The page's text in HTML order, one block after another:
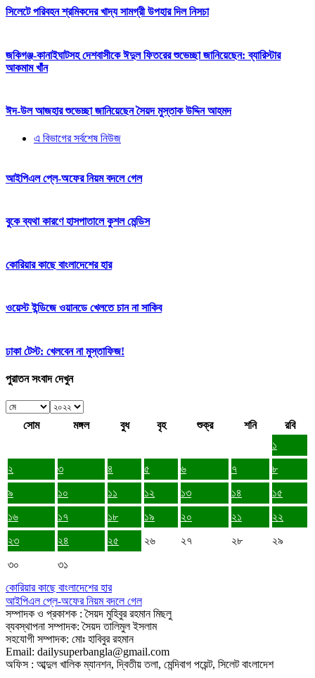
সিলেটে পরিবহন শ্রমিকদের খাদ্য সামগ্রী উপহার দিল নিসচা
জকিগঞ্জ-কানাইঘাটসহ দেশবাসীকে ঈদুল ফিতরের শুভেচ্ছা জানিয়েছেন: ব্যারিস্টার
আকমাম খাঁন
ঈদ-উল আজহার শুভেচ্ছা জানিয়েছেন সৈয়দ মুস্তাক উদ্দিন আহমদ
এ বিভাগের সর্বশেষ নিউজ
আইপিএল প্লে-অফের নিয়ম বদলে গেল
বুকে ব্যথা কারণে হাসপাতালে কুশল মেন্ডিস
কোরিয়ার কাছে বাংলাদেশের হার
ওয়েস্ট ইন্ডিজে ওয়ানডে খেলতে চান না সাকিব
ঢাকা টেস্ট: খেলবেন না মুস্তাফিজ!
পুরাতন সংবাদ দেখুন
সোম মঙ্গল বুধ বৃহ শুক্র শনি
রবি
১
২
৩ ৪ ৫ ৬ ৭
৮
৯
১০ ১১ ১২ ১৩ ১৪
১৫
১৬
১৭ ১৮ ১৯ ২০ ২১
২২
২৩
২৪ ২৫ ২৬ ২৭ ২৮
২৯
৩০
৩১
কোরিয়ার কাছে বাংলাদেশের হার
আইপিএল প্লে-অফের নিয়ম বদলে গেল
সম্পাদক ও প্রকাশক : সৈয়দ মুহিবুর রহমান মিছলু
ব্যবস্থাপনা সম্পাদক: সৈয়দ তালিমুল ইসলাম
সহযোগী সম্পাদক: মোঃ হাবিবুর রহমান
Email: dailysuperbangla@gmail.com
অফিস : আব্দুল খালিক ম্যানশন, দ্বিতীয় তলা, মেন্দিবাগ পয়েন্ট, সিলেট বাংলাদেশ